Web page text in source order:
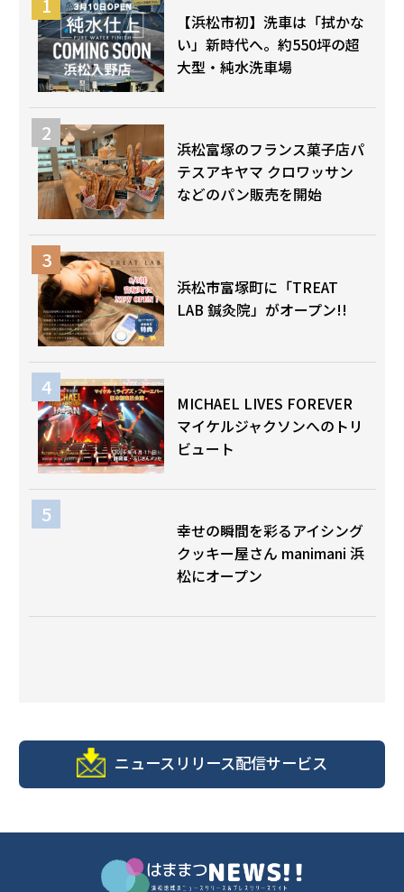
【浜松市初】洗車は「拭かな
い」新時代へ。約550坪の超
大型・純水洗車場
浜松富塚のフランス菓子店パ
テスアキヤマ クロワッサン
などのパン販売を開始
浜松市富塚町に「TREAT
LAB 鍼灸院」がオープン!!
MICHAEL LIVES FOREVER
マイケルジャクソンへのトリ
ビュート
幸せの瞬間を彩るアイシング
クッキー屋さん manimani 浜
松にオープン
ニュースリリース配信サービス